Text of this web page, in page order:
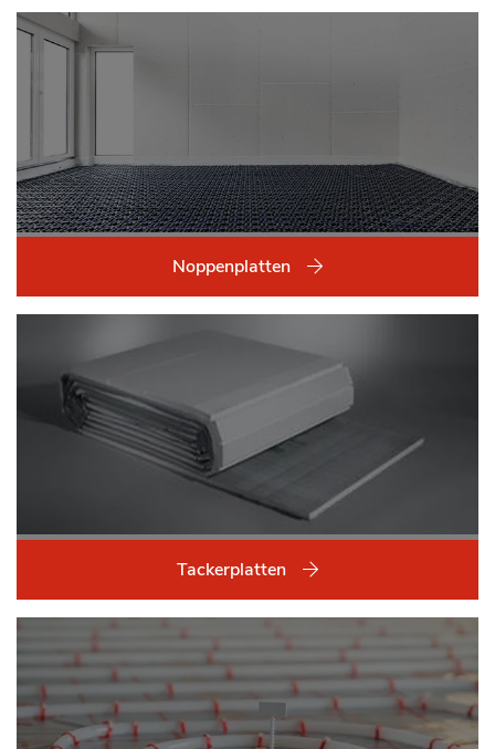
Noppenplatten
Tackerplatten